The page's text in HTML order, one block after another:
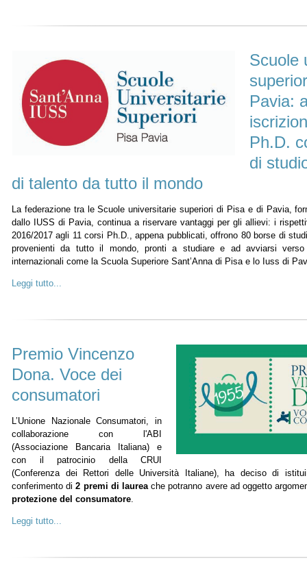
Scuole
Pavia:
Ph.D.
di
di talento da tutto il mondo
La federazione tra le Scuole universitarie superiori di Pisa e di Pavia,
dallo IUSS di Pavia, continua a riservare vantaggi per gli allievi: i
2016/2017 agli 11 corsi Ph.D., appena pubblicati, offrono 80 borse di
provenienti da tutto il mondo, pronti a studiare e ad avviarsi
internazionali come la Scuola Superiore Sant’Anna di Pisa e lo Iuss di
Leggi tutto...
Premio Vincenzo
Dona. Voce dei
consumatori
L’Unione Nazionale Consumatori, in
collaborazione con l'ABI
(Associazione Bancaria Italiana) e
con il patrocinio della CRUI
(Conferenza dei Rettori delle Università Italiane), ha deciso di
conferimento di2 premi di laureache potranno avere ad oggetto
protezione del consumatore.
Leggi tutto...